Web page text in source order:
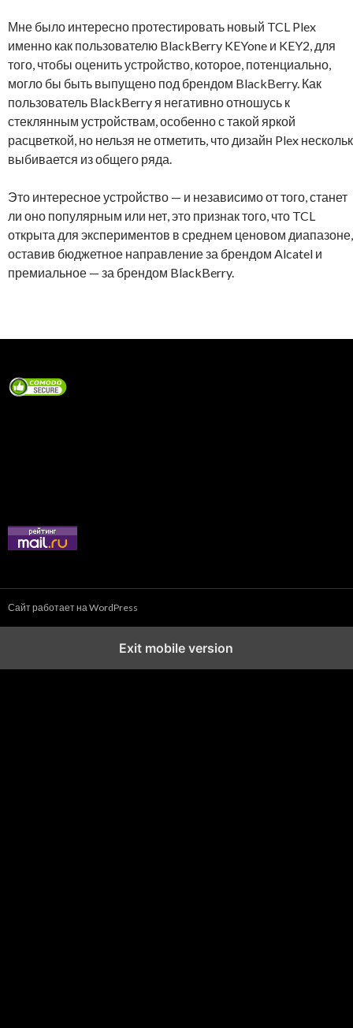
Мне было интересно протестировать новый TCL Plex
именно как пользователю BlackBerry KEYone и KEY2, для
того, чтобы оценить устройство, которое, потенциально,
могло бы быть выпущено под брендом BlackBerry. Как
пользователь BlackBerry я негативно отношусь к
стеклянным устройствам, особенно с такой яркой
расцветкой, но нельзя не отметить, что дизайн Plex
выбивается из общего ряда.
Это интересное устройство — и независимо от того, станет
ли оно популярным или нет, это признак того, что TCL
открыта для экспериментов в среднем ценовом диапазоне,
оставив бюджетное направление за брендом Alcatel и
премиальное — за брендом BlackBerry.
Сайт работает на WordPress
Exit mobile version